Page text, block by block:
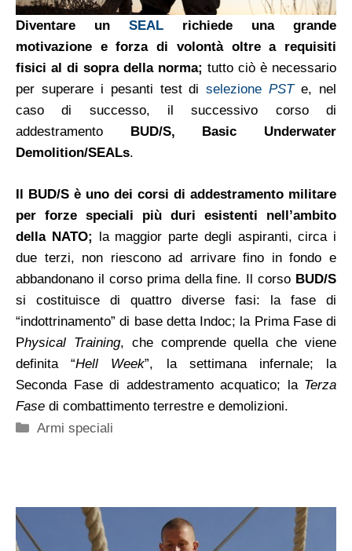
Diventare un SEAL richiede una grande
motivazione e forza di volontà oltre a requisiti
fisici al di sopra della norma; tutto ciò è necessario
per superare i pesanti test diselezionePSTe, nel
caso di successo, il successivo corso di
addestramento BUD/S, Basic Underwater
Demolition/SEALs.
Il BUD/S è uno dei corsi di addestramento militare
per forze speciali più duri esistenti nell’ambito
della NATO; la maggior parte degli aspiranti, circa i
due terzi, non riescono ad arrivare fino in fondo e
abbandonano il corso prima della fine. Il corso BUD/S
si costituisce di quattro diverse fasi: la fase di
“indottrinamento” di base detta Indoc; la Prima Fase di
Physical Training, che comprende quella che viene
definita “Hell Week”, la settimana infernale; la
Seconda Fase di addestramento acquatico; la Terza
Fase di combattimento terrestre e demolizioni.
Categorie
Armi speciali